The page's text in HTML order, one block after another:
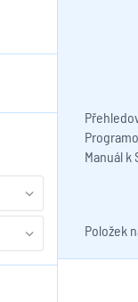
Manuál k
Položek